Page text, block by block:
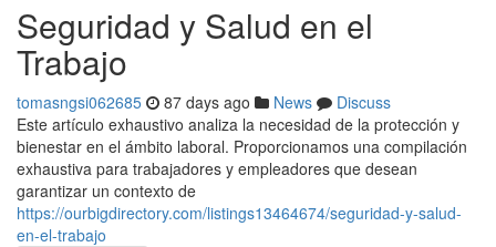
Seguridad y Salud en el
Trabajo
tomasngsi062685 87 days ago News
Discuss
Este artículo exhaustivo analiza la necesidad de la protección y
bienestar en el ámbito laboral. Proporcionamos una compilación
exhaustiva para trabajadores y empleadores que desean
garantizar un contexto de
https://ourbigdirectory.com/listings13464674/seguridad-y-salud-
en-el-trabajo